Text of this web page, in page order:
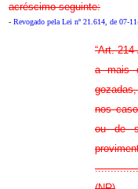
acréscimo seguinte:
- Revogado pela Lei nº 21.614, de 07-
“Art.
a mais
nos
ou de